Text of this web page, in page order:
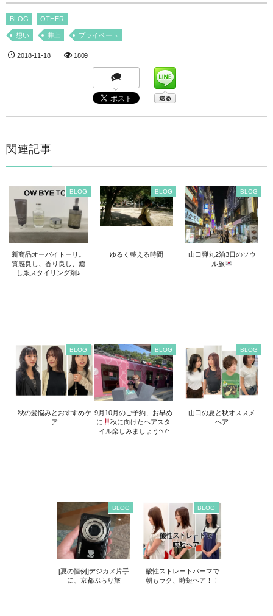
BLOG OTHER
想い 井上 プライベート
2018-11-18 1809
関連記事
BLOG
新商品オーバイトーリ。
質感良し、香り良し、癒
し系スタイリング剤♪
BLOG
ゆるく整える時間
BLOG
山口弾丸2泊3日のソウ
ル旅
BLOG
秋の髪悩みとおすすめケ
ア
BLOG
9月10月のご予約、お早め
に
秋に向けたヘアスタ
イル楽しみましょう^o^
BLOG
山口の夏と秋オススメ
ヘア
BLOG
[夏の恒例]デジカメ片手
に、京都ぶらり旅
BLOG
酸性ストレートパーマで
朝もラク、時短ヘア！！